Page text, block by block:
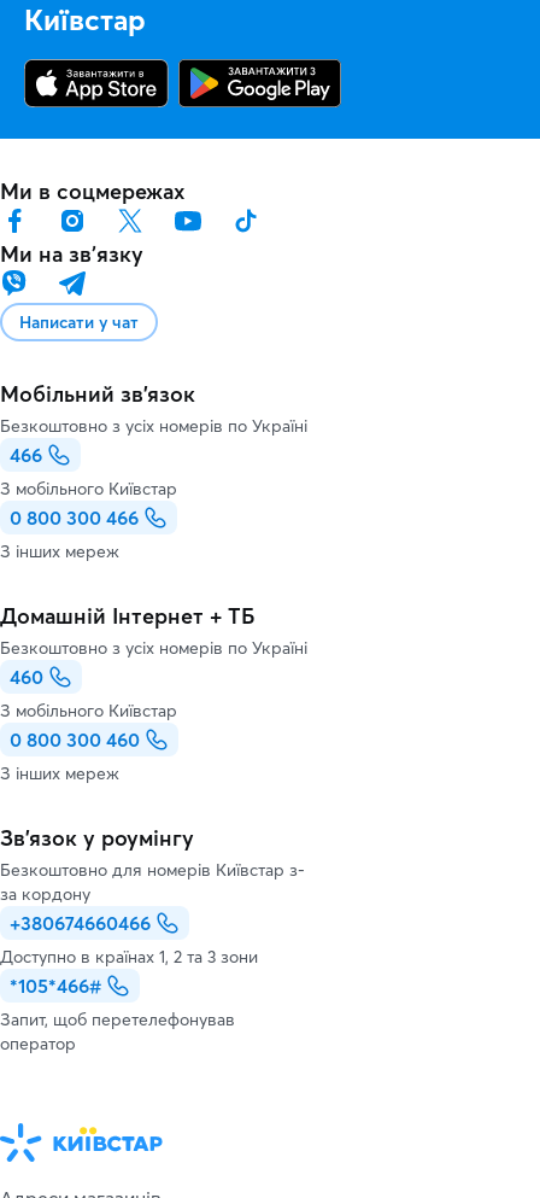
Київстар
Ми в соцмережах
Ми на звʼязку
Написати у чат
Мобільний зв'язок
Безкоштовно з усіх номерів по Україні
466
З мобільного Київстар
0 800 300 466
З інших мереж
Домашній Інтернет + ТБ
Безкоштовно з усіх номерів по Україні
460
З мобільного Київстар
0 800 300 460
З інших мереж
Зв’язок у роумінгу
Безкоштовно для номерів Київстар з-
за кордону
+380674660466
Доступно в країнах 1, 2 та 3 зони
*105*466#
Запит, щоб перетелефонував
оператор